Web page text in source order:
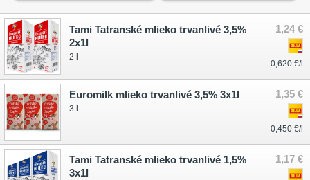
1,24 €
0,620 €/l
Tami Tatranské mlieko trvanlivé 3,5%
2x1l
2 l
1,35 €
0,450 €/l
Euromilk mlieko trvanlivé 3,5% 3x1l
3 l
1,17 €
Tami Tatranské mlieko trvanlivé 1,5%
3x1l